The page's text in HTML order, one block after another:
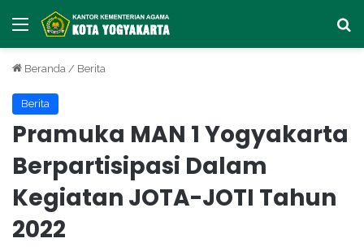
Menu
Beranda / Berita
Berita
Pramuka MAN 1 Yogyakarta
Berpartisipasi Dalam
Kegiatan JOTA-JOTI Tahun
2022